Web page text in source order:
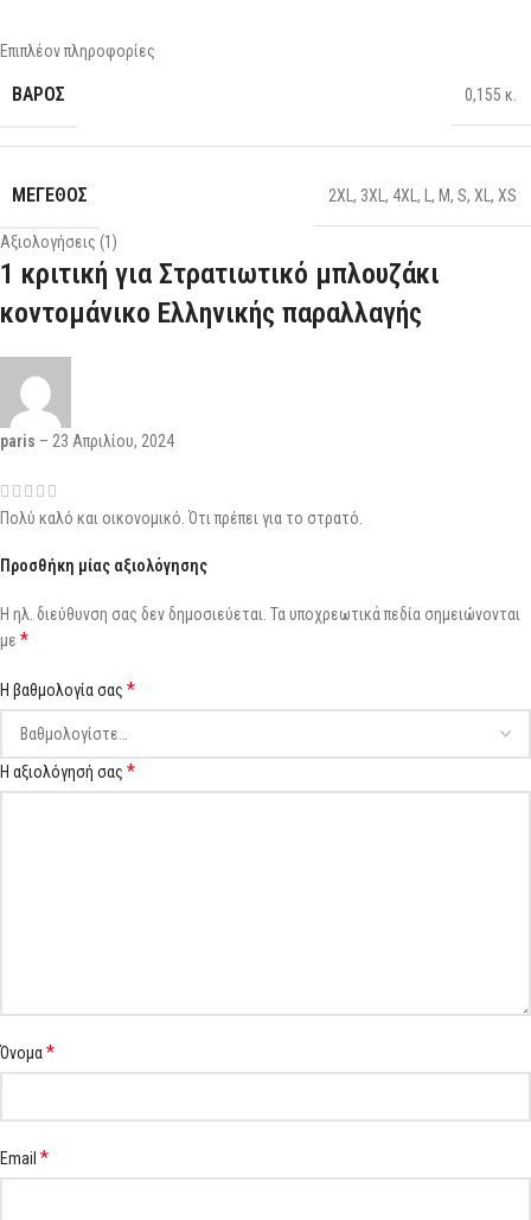
Επιπλέον πληροφορίες
ΒΆΡΟΣ 0,155 κ.
ΜΕΓΕΘΟΣ 2XL , 3XL , 4XL , , M, S, XL , XS
Αξιολογήσεις (1)
1 κριτική για Στρατιωτικό μπλουζάκι
κοντομάνικο Ελληνικής παραλλαγής
paris – 23 Απριλίου, 2024
Πολύ καλό και οικονομικό. Ότι πρέπει για το στρατό.
Προσθήκη μίας αξιολόγησης
Η ηλ. διεύθυνση σας δεν δημοσιεύεται. Τα υποχρεωτικά πεδία σημειώνονται
με *
Η βαθμολογία σας *
Η αξιολόγησή σας *
Όνομα*
Email *